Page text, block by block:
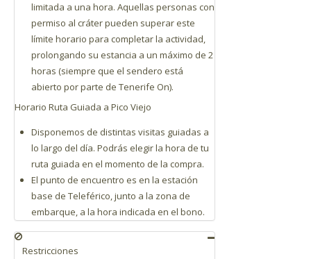
limitada a una hora. Aquellas personas con
permiso al cráter pueden superar este
límite horario para completar la actividad,
prolongando su estancia a un máximo de 2
horas (siempre que el sendero está
abierto por parte de Tenerife On).
Horario Ruta Guiada a Pico Viejo
Disponemos de distintas visitas guiadas a
lo largo del día. Podrás elegir la hora de tu
ruta guiada en el momento de la compra.
El punto de encuentro es en la estación
base de Teleférico, junto a la zona de
embarque, a la hora indicada en el bono.
Restricciones